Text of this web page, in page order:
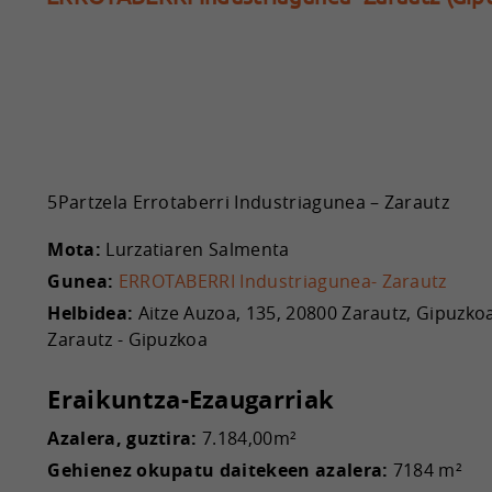
5Partzela Errotaberri Industriagunea – Zarautz
Mota: Lurzatiaren Salmenta
Gunea: ERROTABERRI Industriagunea- Zarautz
Helbidea: Aitze Auzoa, 135, 20800 Zarautz,
Zarautz - Gipuzkoa
Eraikuntza-Ezaugarriak
Azalera, guztira: 7.184,00m²
Gehienez okupatu daitekeen azalera: 7184 m²